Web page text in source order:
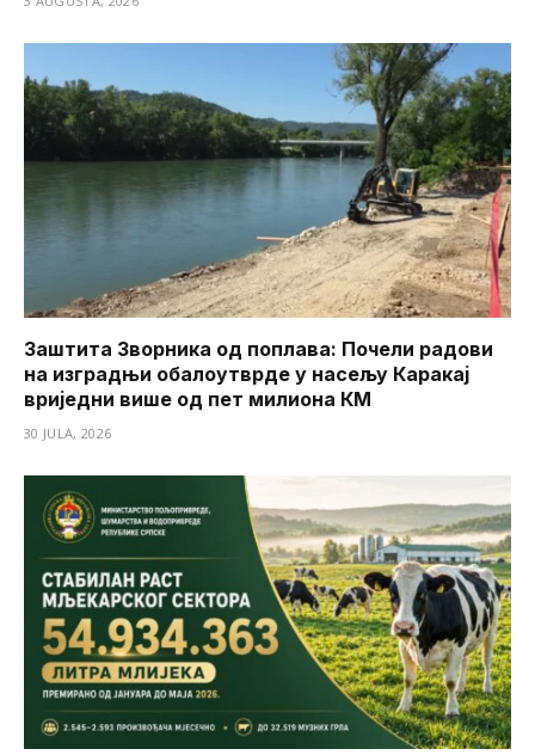
Заштита Зворника од поплава: Почели радови
на изградњи обалоутврде у насељу Каракај
вриједни више од пет милиона КМ
30 JULA, 2026